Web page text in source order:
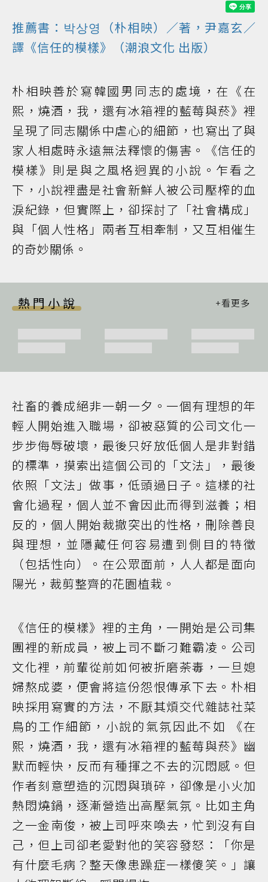
推薦書：박상영（朴相映）／著，尹嘉玄／
譯《信任的模樣》（潮浪文化 出版）
朴相映善於寫韓國男同志的處境，在《在
熙，燒酒，我，還有冰箱裡的藍莓與菸》裡
呈現了同志關係中虐心的細節，也寫出了與
家人相處時永遠無法釋懷的傷害。《信任的
模樣》則是與之風格迥異的小說。乍看之
下，小說裡盡是社會新鮮人被公司壓榨的血
淚紀錄，但實際上，卻探討了「社會構成」
與「個人性格」兩者互相牽制，又互相催生
的奇妙關係。
熱門小說
社畜的養成絕非一朝一夕。一個有理想的年
輕人開始進入職場，卻被惡質的公司文化一
步步侮辱破壞，最後只好放低個人是非對錯
的標準，摸索出這個公司的「文法」，最後
依照「文法」做事，低頭過日子。這樣的社
會化過程，個人並不會因此而得到滋養；相
反的，個人開始裁撤突出的性格，刪除善良
與理想，並隱藏任何容易遭到側目的特徵
（包括性向）。在公眾面前，人人都是面向
陽光，裁剪整齊的花園植栽。
《信任的模樣》裡的主角，一開始是公司集
團裡的新成員，被上司不斷刁難霸凌。公司
文化裡，前輩從前如何被折磨荼毒，一旦媳
婦熬成婆，便會將這份怨恨傳承下去。朴相
映採用寫實的方法，不厭其煩交代雜誌社菜
鳥的工作細節，小說的氣氛因此不如 《在
熙，燒酒，我，還有冰箱裡的藍莓與菸》幽
默而輕快，反而有種揮之不去的沉悶感。但
作者刻意塑造的沉悶與瑣碎，卻像是小火加
熱悶燒鍋，逐漸營造出高壓氣氛。比如主角
之一金南俊，被上司呼來喚去，忙到沒有自
己，但上司卻老愛對他的笑容發怒：「你是
有什麼毛病？整天像患躁症一樣傻笑。」讓